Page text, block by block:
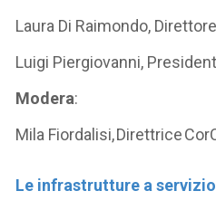
Laura Di Raimondo,
Luigi Piergiovanni,
Modera:
Mila Fiordalisi, Direttrice
Le infrastrutture a